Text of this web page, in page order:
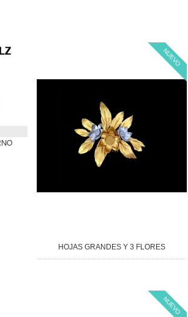
NUEVO
HOJAS GRANDES Y 3 FLORES
NUEVO